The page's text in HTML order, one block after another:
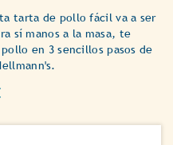
tarta de pollo fácil va a ser
sí manos a la masa, te
en 3 sencillos pasos de